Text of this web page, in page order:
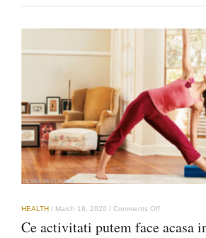
HEALTH / March 18, 2020 / Comments Offon
activitati
Ce activitati putem face acasa